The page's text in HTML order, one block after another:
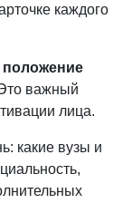
каждого
положение
важный
лица.
какие вузы и